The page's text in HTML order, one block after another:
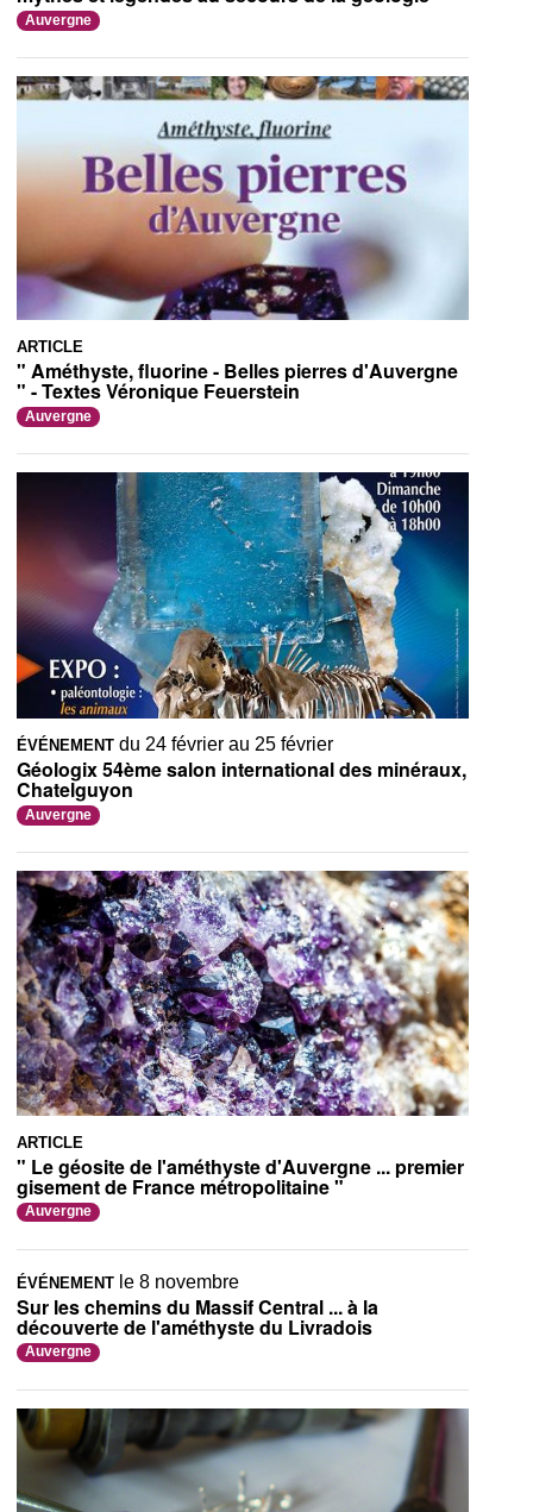
Auvergne
ARTICLE
" Améthyste, fluorine - Belles pierres d'Auvergne
" - Textes Véronique Feuerstein
Auvergne
ÉVÉNEMENT du 24 février au 25 février
Géologix 54ème salon international des minéraux,
Chatelguyon
Auvergne
ARTICLE
" Le géosite de l'améthyste d'Auvergne ... premier
gisement de France métropolitaine "
Auvergne
ÉVÉNEMENT le 8 novembre
Sur les chemins du Massif Central ... à la
découverte de l'améthyste du Livradois
Auvergne